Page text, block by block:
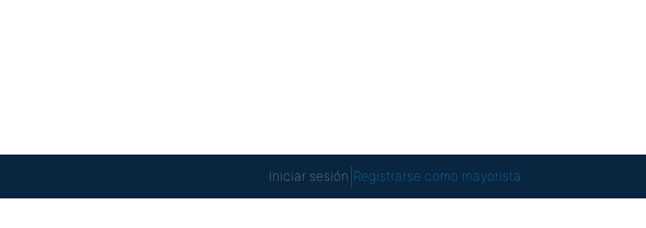
Iniciar sesión Registrarse como mayorista